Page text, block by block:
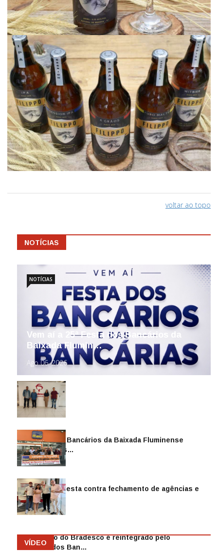
voltar ao topo
NOTÍCIAS
Vem aí a 25ª Festa dos Bancários da
Baixada Flumin…
Ago 06, 2026
NOTÍCIAS
Sindicato dos Bancários da Baixada Fluminense
reintegra mais…
Jul 14, 2026
Sindicato protesta contra fechamento de agências e
as demiss…
Mai 13, 2026
Funcionário do Bradesco é reintegrado pelo
Sindicato dos Ban…
VÍDEO